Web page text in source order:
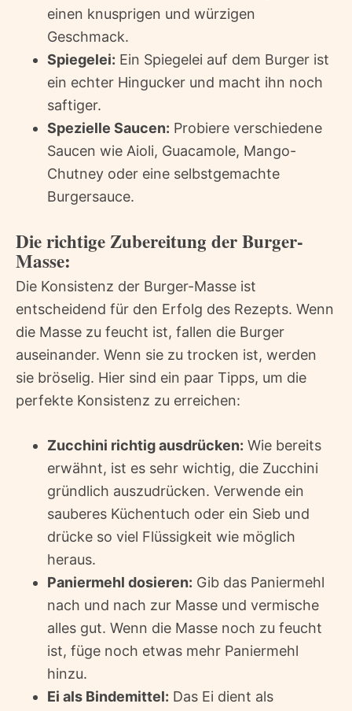
einen knusprigen und würzigen
Geschmack.
Spiegelei: Ein Spiegelei auf dem Burger ist
ein echter Hingucker und macht ihn noch
saftiger.
Spezielle Saucen: Probiere verschiedene
Saucen wie Aioli, Guacamole, Mango-
Chutney oder eine selbstgemachte
Burgersauce.
Die richtige Zubereitung der Burger-
Masse:
Die Konsistenz der Burger-Masse ist
entscheidend für den Erfolg des Rezepts. Wenn
die Masse zu feucht ist, fallen die Burger
auseinander. Wenn sie zu trocken ist, werden
sie bröselig. Hier sind ein paar Tipps, um die
perfekte Konsistenz zu erreichen:
Zucchini richtig ausdrücken: Wie bereits
erwähnt, ist es sehr wichtig, die Zucchini
gründlich auszudrücken. Verwende ein
sauberes Küchentuch oder ein Sieb und
drücke so viel Flüssigkeit wie möglich
heraus.
Paniermehl dosieren: Gib das Paniermehl
nach und nach zur Masse und vermische
alles gut. Wenn die Masse noch zu feucht
ist, füge noch etwas mehr Paniermehl
hinzu.
Ei als Bindemittel: Das Ei dient als